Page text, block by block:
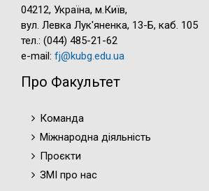
04212, Україна, м.Київ,
вул. Левка Лук'яненка, 13-Б, каб. 105
тел.: (044) 485-21-62
e-mail: fj@kubg.edu.ua
Про Факультет
Команда
Міжнародна діяльність
Проєкти
ЗМІ про нас